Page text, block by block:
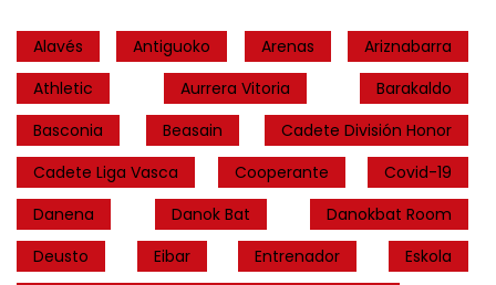
Alavés Antiguoko Arenas
Ariznabarra
Athletic
Aurrera Vitoria
Barakaldo
Basconia
Beasain
Cadete División Honor
Cadete Liga Vasca
Cooperante
Covid-19
Danena
Danok Bat
Danokbat Room
Deusto
Eibar Entrenador
Eskola